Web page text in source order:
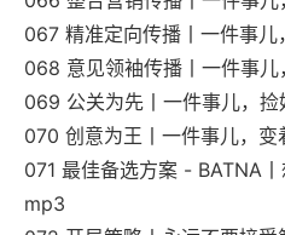
067 精准定向传播丨一件事
068 意见领袖传播丨一件事
069 公关为先丨一件事儿，
070 创意为王丨一件事儿，变
071 最佳备选方案 - BATNA
mp3